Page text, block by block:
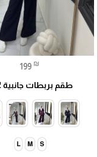
199 ₪
طقم بربطات جانبية 872
S
M
L